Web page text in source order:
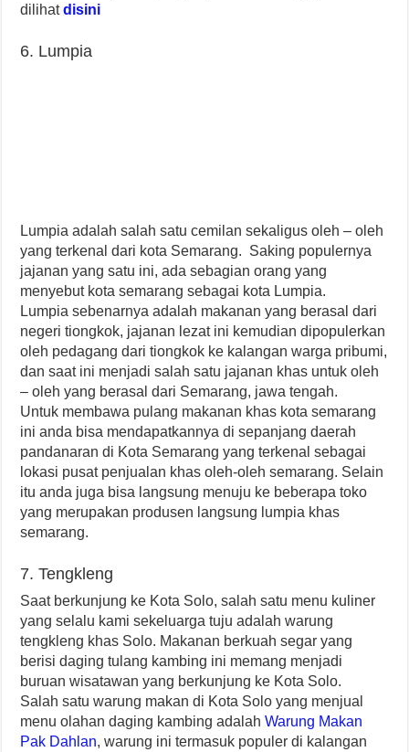
dilihatdisini
6. Lumpia
Lumpia adalah salah satu cemilan sekaligus oleh – oleh
yang terkenal dari kota Semarang. Saking populernya
jajanan yang satu ini, ada sebagian orang yang
menyebut kota semarang sebagai kota Lumpia.
Lumpia sebenarnya adalah makanan yang berasal dari
negeri tiongkok, jajanan lezat ini kemudian dipopulerkan
oleh pedagang dari tiongkok ke kalangan warga pribumi,
dan saat ini menjadi salah satu jajanan khas untuk oleh
– oleh yang berasal dari Semarang, jawa tengah.
Untuk membawa pulang makanan khas kota semarang
ini anda bisa mendapatkannya di sepanjang daerah
pandanaran di Kota Semarang yang terkenal sebagai
lokasi pusat penjualan khas oleh-oleh semarang. Selain
itu anda juga bisa langsung menuju ke beberapa toko
yang merupakan produsen langsung lumpia khas
semarang.
7. Tengkleng
Saat berkunjung ke Kota Solo, salah satu menu kuliner
yang selalu kami sekeluarga tuju adalah warung
tengkleng khas Solo. Makanan berkuah segar yang
berisi daging tulang kambing ini memang menjadi
buruan wisatawan yang berkunjung ke Kota Solo.
Salah satu warung makan di Kota Solo yang menjual
menu olahan daging kambing adalahWarung Makan
Pak Dahlan, warung ini termasuk populer di kalangan